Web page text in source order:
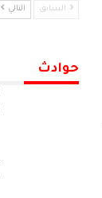
السابق التالي
حوادث